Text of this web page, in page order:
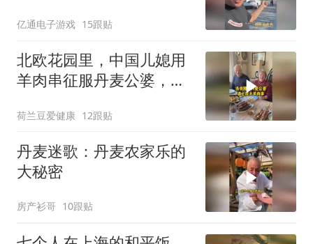
亿通电子游戏 15跟贴
北欧花园里，中国儿媳用
羊肉串征服丹麦公婆，扔
荷兰豆爱健康 12跟贴
丹麦迷歌：丹麦农家乐的
大秘密
房产衫哥 10跟贴